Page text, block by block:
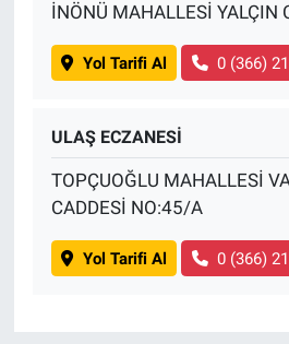
İNÖNÜ MAHALLESİ YALÇIN
Yol Tarifi Al 0 (366)
ULAŞ ECZANESİ
TOPÇUOĞLU MAHALLESİ
CADDESİ NO:45/A
Yol Tarifi Al 0 (366)